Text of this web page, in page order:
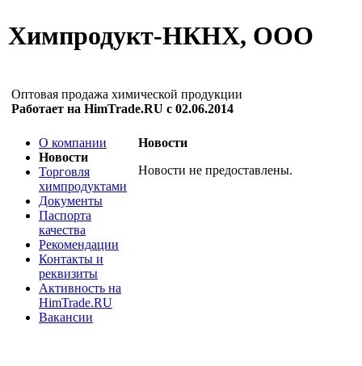
Химпродукт-НКНХ, ООО
Оптовая продажа химической продукции
Работает на HimTrade.RU с 02.06.2014
О компании
Новости
Торговля
химпродуктами
Документы
Паспорта
качества
Рекомендации
Контакты и
реквизиты
Активность на
HimTrade.RU
Вакансии
Новости
Новости не предоставлены.